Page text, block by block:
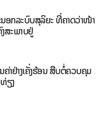
ນອກລະບົບສຸລິຍະ ທີ່ຄາດວ່າໜ້າ
ສະພາບຢູ່
າຢ່າງເຄັ່ງຮ້ອນ ສືບຕໍ່ຄວບຄຸມ
ຽງ